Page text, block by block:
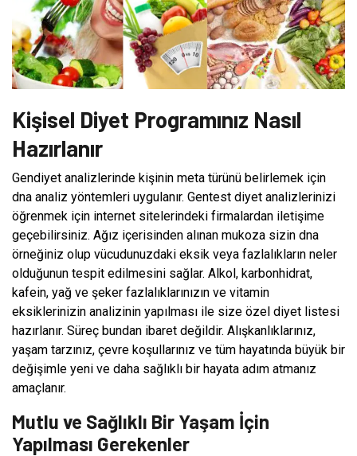
Kişisel Diyet Programınız Nasıl
Hazırlanır
Gendiyet analizlerinde kişinin meta türünü belirlemek için
dna analiz yöntemleri uygulanır. Gentest diyet analizlerinizi
öğrenmek için internet sitelerindeki firmalardan iletişime
geçebilirsiniz. Ağız içerisinden alınan mukoza sizin dna
örneğiniz olup vücudunuzdaki eksik veya fazlalıkların neler
olduğunun tespit edilmesini sağlar. Alkol, karbonhidrat,
kafein, yağ ve şeker fazlalıklarınızın ve vitamin
eksiklerinizin analizinin yapılması ile size özel diyet listesi
hazırlanır. Süreç bundan ibaret değildir. Alışkanlıklarınız,
yaşam tarzınız, çevre koşullarınız ve tüm hayatında büyük bir
değişimle yeni ve daha sağlıklı bir hayata adım atmanız
amaçlanır.
Mutlu ve Sağlıklı Bir Yaşam İçin
Yapılması Gerekenler